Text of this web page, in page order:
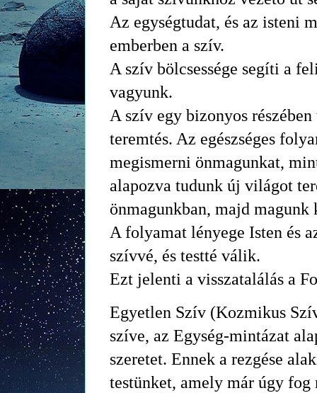
Az egységtudat, és az isteni
emberben a szív.
A szív bölcsessége segíti a
vagyunk.
A szív egy bizonyos
teremtés. Az egészséges
megismerni önmagunkat,
alapozva tudunk új világot
önmagunkban, majd magunk
A folyamat lényege Isten és
szívvé, és testté válik.
Ezt jelenti a visszatalálás a
Egyetlen Szív (Kozmikus
szíve, az Egység-mintázat
szeretet. Ennek a rezgése
testünket, amely már úgy